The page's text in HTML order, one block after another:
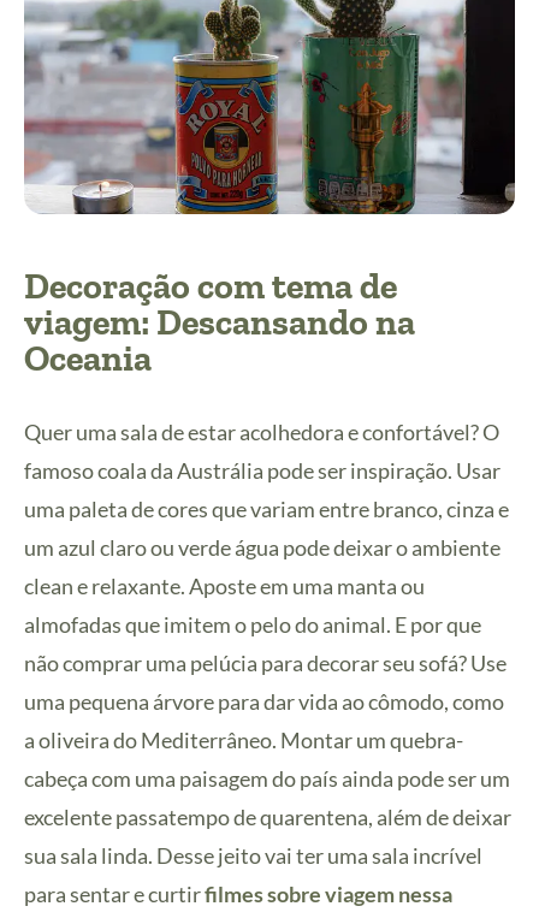
Decoração com tema de
viagem: Descansando na
Oceania
Quer uma sala de estar acolhedora e confortável? O
famoso coala da Austrália pode ser inspiração. Usar
uma paleta de cores que variam entre branco, cinza e
um azul claro ou verde água pode deixar o ambiente
clean e relaxante. Aposte em uma manta ou
almofadas que imitem o pelo do animal. E por que
não comprar uma pelúcia para decorar seu sofá? Use
uma pequena árvore para dar vida ao cômodo, como
a oliveira do Mediterrâneo. Montar um quebra-
cabeça com uma paisagem do país ainda pode ser um
excelente passatempo de quarentena, além de deixar
sua sala linda. Desse jeito vai ter uma sala incrível
para sentar e curtirfilmes sobre viagem nessa